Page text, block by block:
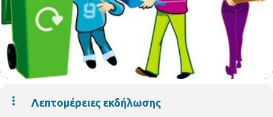
Λεπτομέρειες εκδήλωσης